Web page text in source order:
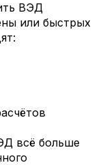
ВЭД
или быстрых
всё больше